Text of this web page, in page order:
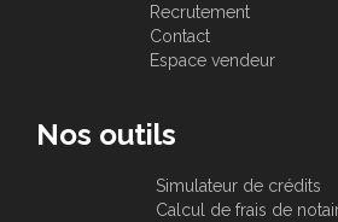
Recrutement
Contact
Espace vendeur
Nos outils
Simulateur de crédits
Calcul de frais de